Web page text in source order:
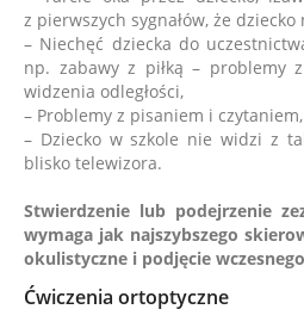
z pierwszych sygnałów, że
– Niechęć dziecka do
np. zabawy z piłką – problemy
widzenia odległości,
– Problemy z pisaniem i czytaniem,
– Dziecko w szkole nie widzi z
blisko telewizora.
Stwierdzenie lub podejrzenie
wymaga jak najszybszego
okulistyczne i podjęcie
Ćwiczenia ortoptyczne